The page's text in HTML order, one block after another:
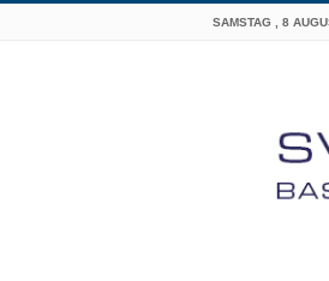
SAMSTAG , 8